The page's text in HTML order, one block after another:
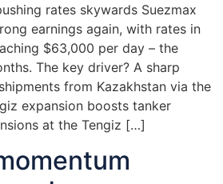
rates skywards Suezmax
earnings again, with rates in
$63,000 per day – the
The key driver? A sharp
from Kazakhstan via the
expansion boosts tanker
at the Tengiz […]